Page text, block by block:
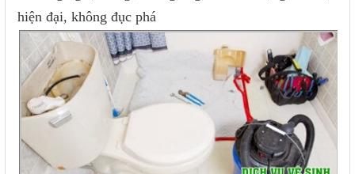
hiện đại, không đục phá